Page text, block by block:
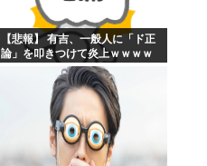
【悲報】 有吉、一般人に「ド正
論」を叩きつけて炎上ｗｗｗｗ